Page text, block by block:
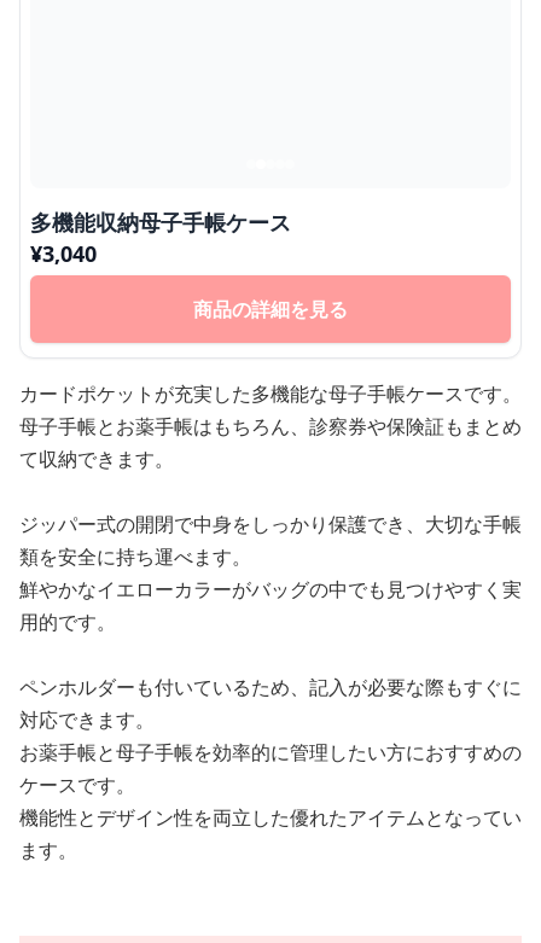
多機能収納母子手帳ケース
¥3,040
商品の詳細を見る
カードポケットが充実した多機能な母子手帳ケースです。
母子手帳とお薬手帳はもちろん、診察券や保険証もまとめ
て収納できます。
ジッパー式の開閉で中身をしっかり保護でき、大切な手帳
類を安全に持ち運べます。
鮮やかなイエローカラーがバッグの中でも見つけやすく実
用的です。
ペンホルダーも付いているため、記入が必要な際もすぐに
対応できます。
お薬手帳と母子手帳を効率的に管理したい方におすすめの
ケースです。
機能性とデザイン性を両立した優れたアイテムとなってい
ます。